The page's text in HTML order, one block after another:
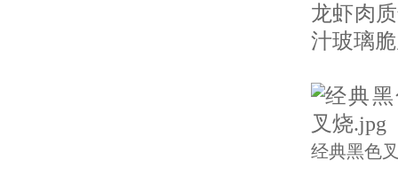
龙虾肉
汁玻璃
经典黑色